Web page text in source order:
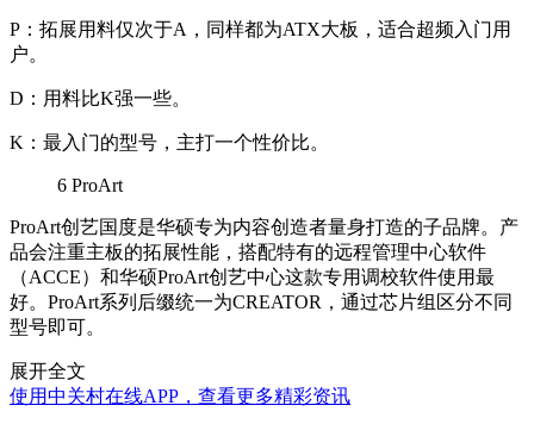
P ：拓展用料仅次于A，同样都为ATX大板，适合超频入门用
户。
D ：用料比K强一些。
K ：最入门的型号，主打一个性价比。
6 ProArt
ProArt创艺国度是华硕专为内容创造者量身打造的子品牌。产
品会注重主板的拓展性能，搭配特有的远程管理中心软件
（ACCE）和华硕ProArt创艺中心这款专用调校软件使用最
好。ProArt系列后缀统一为CREATOR，通过芯片组区分不同
型号即可。
展开全文
使用中关村在线APP，查看更多精彩资讯